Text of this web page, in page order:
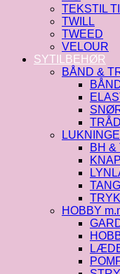
TEKSTIL
TWILL
TWEED
VELOUR
SYTILBEHØR
BÅND &
TRÅD
BH
HOBBY